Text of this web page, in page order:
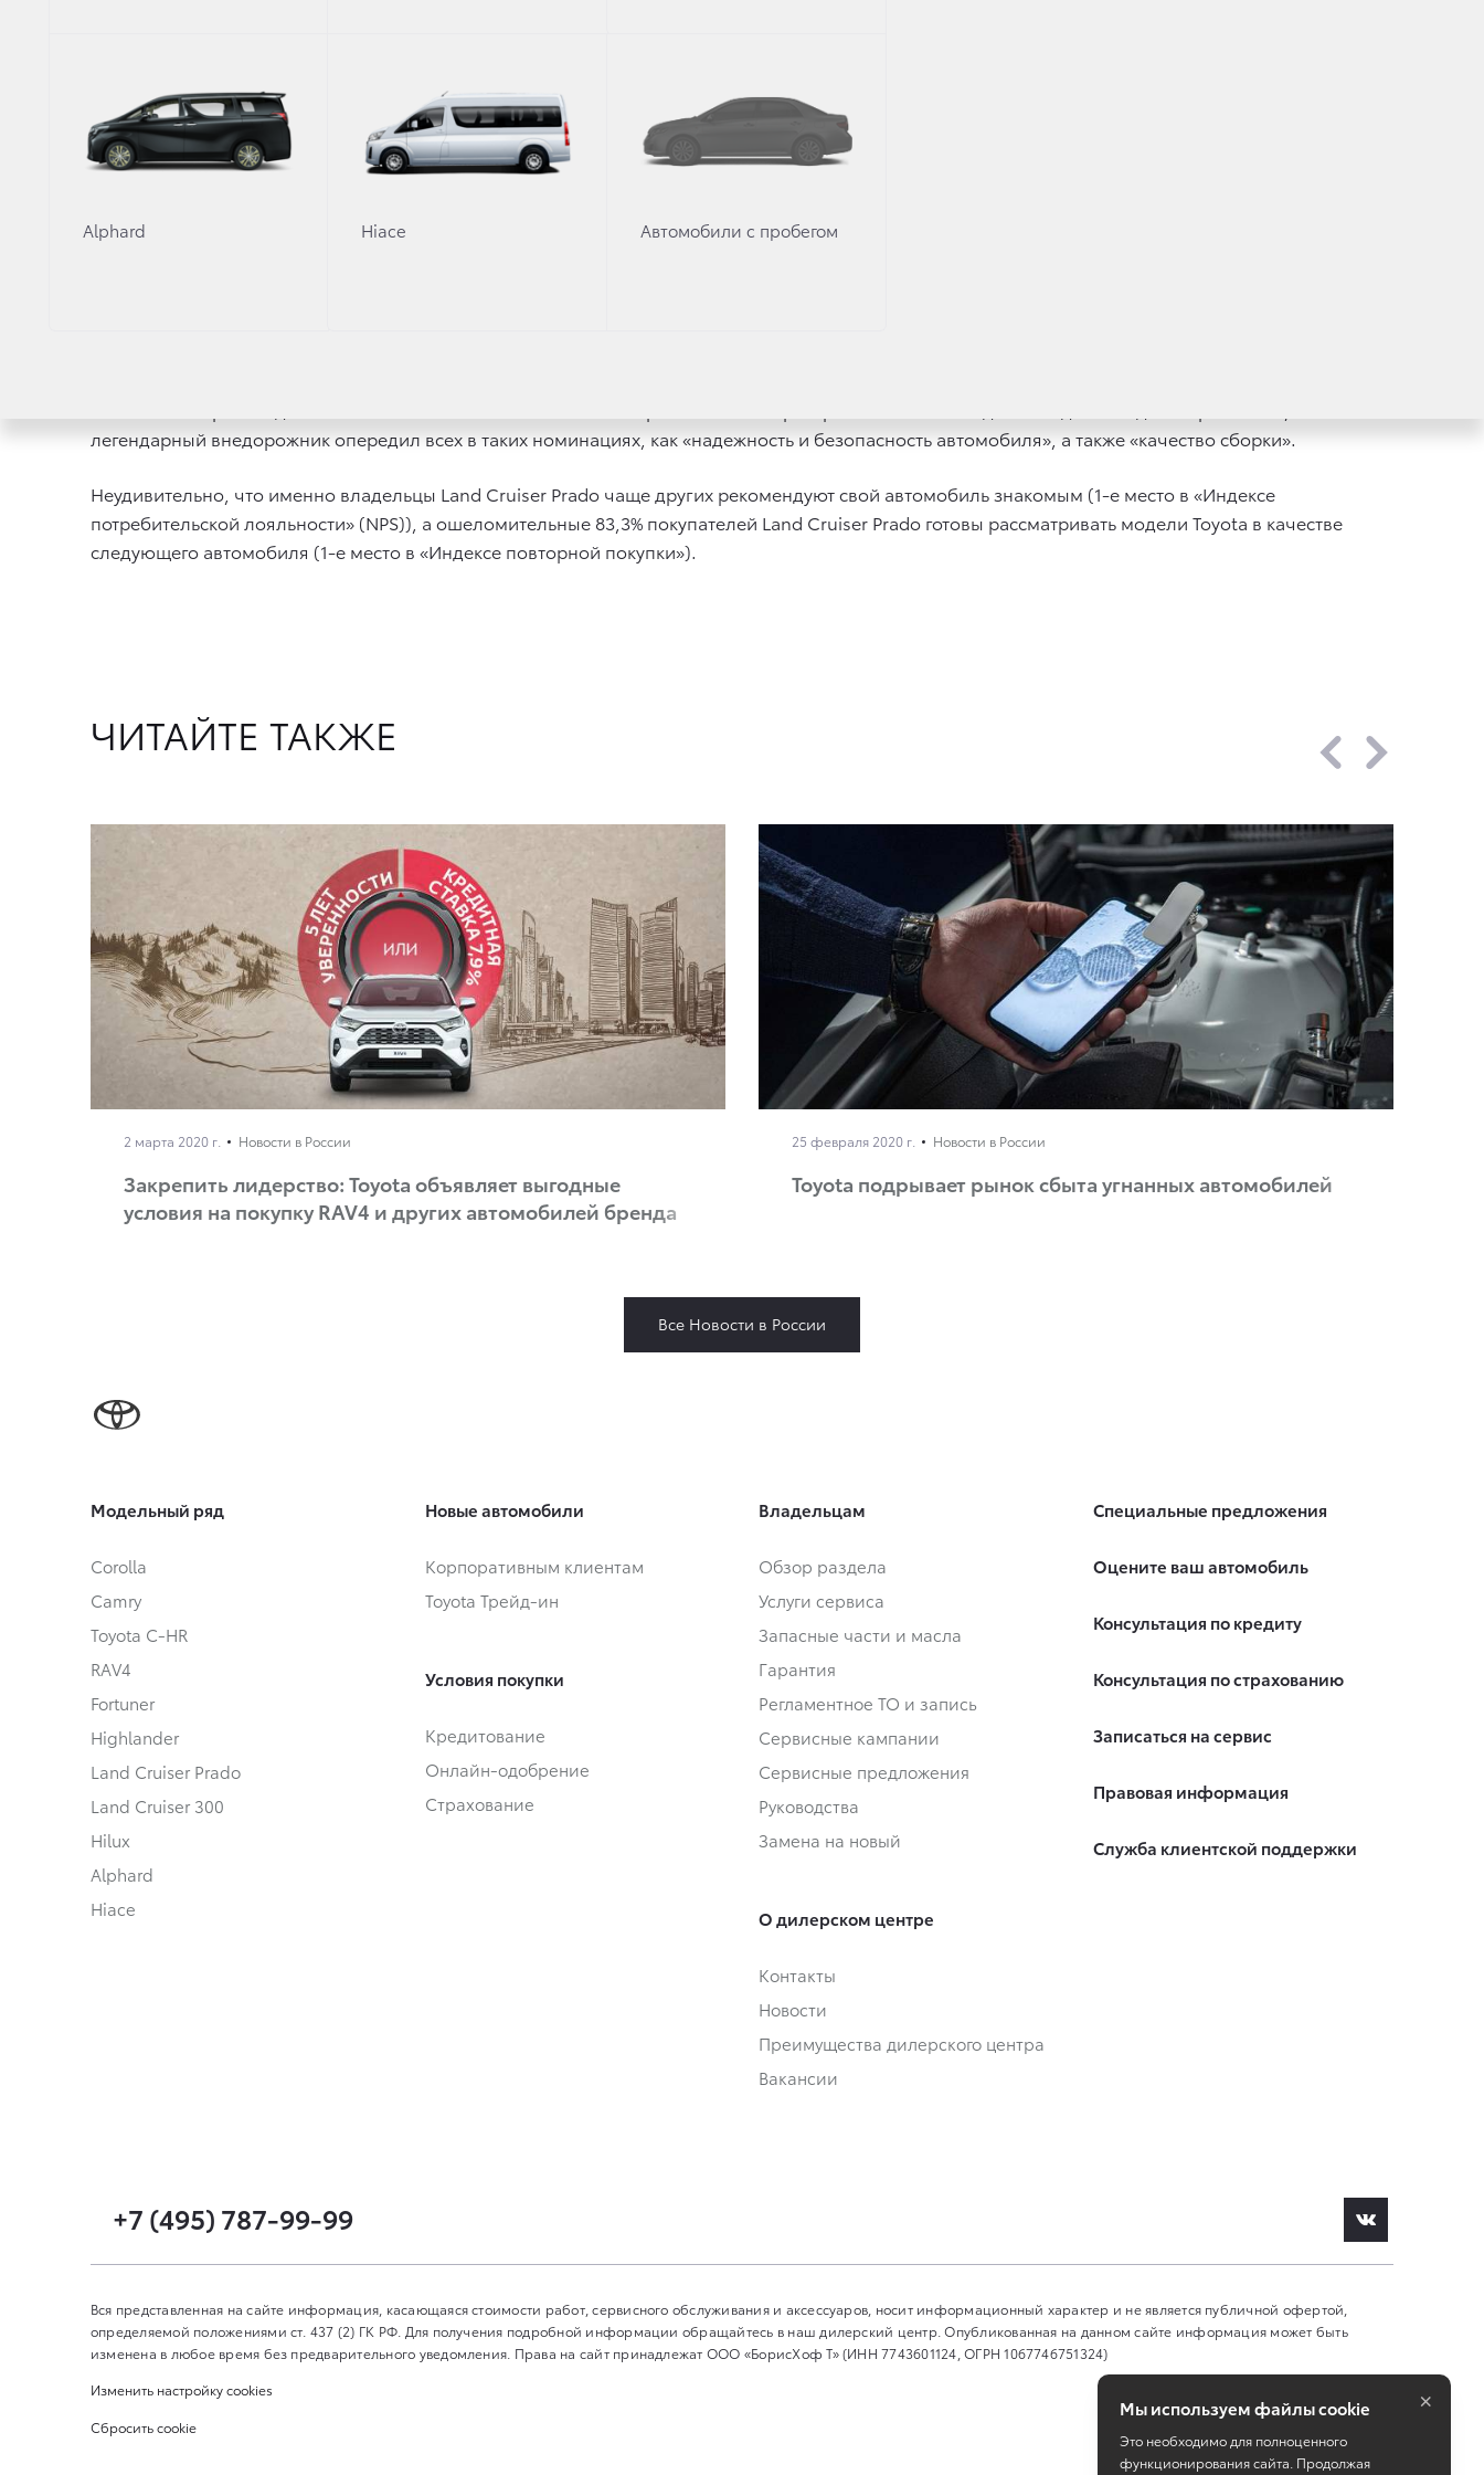
Alphard Hiace Автомобили с пробегом
городов респонденты поставили Toyota на первое место: это Владивосток (43% от общего числа опрошенных), Екатеринбург (16%), Нижний
Новгород (33%), Новосибирск (27%) и Самара (21%).
Проведенный в ноябре-декабре 2019 года опрос владельцев внедорожников и кроссоверов Hyundai Santa Fe, Kia Sorento, Mitsubishi Pajero, Toyota
легендарный внедорожник опередил всех в таких номинациях, как «надежность и безопасность автомобиля», а также «качество сборки».
Неудивительно, что именно владельцы Land Cruiser Prado чаще других рекомендуют свой автомобиль знакомым (1-е место в «Индексе
потребительской лояльности» (NPS)), а ошеломительные 83,3% покупателей Land Cruiser Prado готовы рассматривать модели Toyota в качестве
следующего автомобиля (1-е место в «Индексе повторной покупки»).
ЧИТАЙТЕ ТАКЖЕ
2 марта 2020 г. Новости в России
Закрепить лидерство: Toyota объявляет выгодные
условия на покупку RAV4 и других автомобилей бренда
25 февраля 2020 г. Новости в России
Toyota подрывает рынок сбыта угнанных автомобилей
Все Новости в России
Модельный ряд
Corolla
Camry
Toyota C-HR
RAV4
Fortuner
Highlander
Land Cruiser Prado
Land Cruiser 300
Hilux
Alphard
Hiace
Новые автомобили
Корпоративным клиентам
Toyota Трейд-ин
Условия покупки
Кредитование
Онлайн-одобрение
Страхование
Владельцам
Обзор раздела
Услуги сервиса
Запасные части и масла
Гарантия
Регламентное ТО и запись
Сервисные кампании
Сервисные предложения
Руководства
Замена на новый
О дилерском центре
Контакты
Новости
Преимущества дилерского центра
Вакансии
Специальные предложения
Оцените ваш автомобиль
Консультация по кредиту
Консультация по страхованию
Записаться на сервис
Правовая информация
Служба клиентской поддержки
+7 (495) 787-99-99
Вся представленная на сайте информация, касающаяся стоимости работ, сервисного обслуживания и аксессуаров, носит информационный характер и не является публичной офертой,
определяемой положениями ст. 437 (2) ГК РФ. Для получения подробной информации обращайтесь в наш дилерский центр. Опубликованная на данном сайте информация может быть
изменена в любое время без предварительного уведомления. Права на сайт принадлежат ООО «БорисХоф Т» (ИНН 7743601124, ОГРН 1067746751324)
Изменить настройку cookies
Сбросить cookie
Мы используем файлы cookie
Это необходимо для полноценного
функционирования сайта. Продолжая
×